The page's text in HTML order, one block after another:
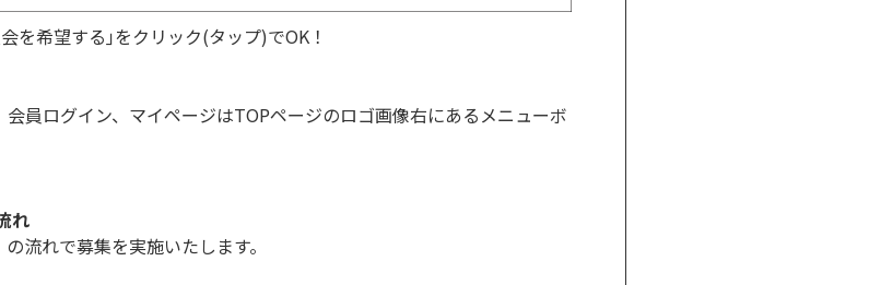
を希望する｣をクリック(タップ)でOK！
員ログイン、マイページはTOPページのロゴ画像右にあるメニューボ
れ
れで募集を実施いたします。